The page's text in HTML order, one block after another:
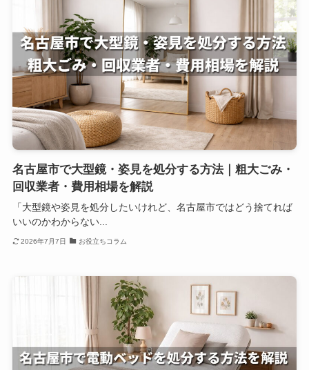
名古屋市で大型鏡・姿見を処分する方法｜粗大ごみ・
回収業者・費用相場を解説
「大型鏡や姿見を処分したいけれど、名古屋市ではどう捨てれば
いいのかわからない...
2026年7月7日 お役立ちコラム